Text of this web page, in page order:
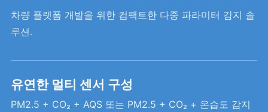
차량 플랫폼 개발을 위한 컴팩트한 다중 파라미터 감지 솔
루션.
유연한 멀티 센서 구성
PM2.5 + CO₂ + AQS 또는 PM2.5 + CO₂ + 온습도 감지